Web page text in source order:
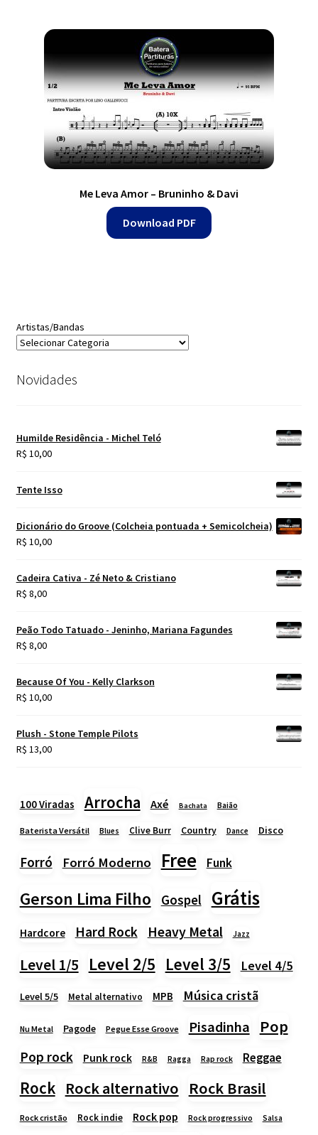
Me Leva Amor – Bruninho & Davi
Download PDF
Artistas/Bandas
Novidades
Humilde Residência - Michel Teló
R$ 10,00
Tente Isso
Dicionário do Groove (Colcheia pontuada + Semicolcheia)
R$ 10,00
Cadeira Cativa - Zé Neto & Cristiano
R$ 8,00
Peão Todo Tatuado - Jeninho, Mariana Fagundes
R$ 8,00
Because Of You - Kelly Clarkson
R$ 10,00
Plush - Stone Temple Pilots
R$ 13,00
100 Viradas Arrocha Axé Bachata Baião
Baterista Versátil Blues Clive Burr Country Dance Disco
Forró Forró Moderno Free Funk
Gerson Lima Filho Gospel Grátis
Hardcore Hard Rock Heavy Metal Jazz
Level 1/5 Level 2/5 Level 3/5 Level 4/5
Level 5/5 Metal alternativo MPB Música cristã
Nu Metal Pagode Pegue Esse Groove Pisadinha Pop
Pop rock Punk rock R&B Ragga Rap rock Reggae
Rock Rock alternativo Rock Brasil
Rock cristão Rock indie Rock pop Rock progressivo Salsa